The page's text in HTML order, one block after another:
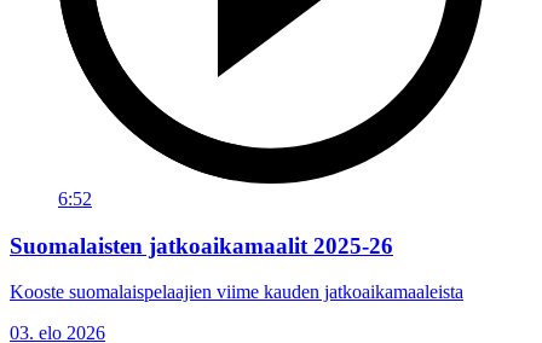
6:52
Suomalaisten jatkoaikamaalit 2025-26
Kooste suomalaispelaajien viime kauden jatkoaikamaaleista
03. elo 2026